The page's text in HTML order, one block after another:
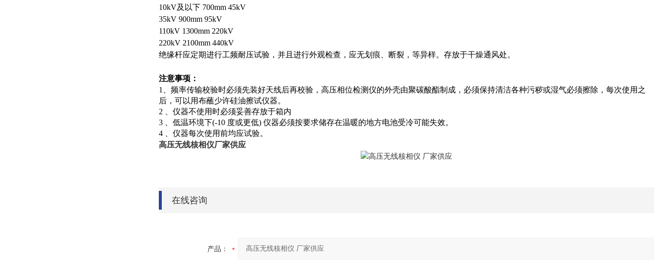
10kV及以下 700mm 45kV
35kV 900mm 95kV
110kV 1300mm 220kV
220kV 2100mm 440kV
绝缘杆应定期进行工频耐压试验，并且进行外观检查，应无划痕、断裂，等异样。存放于干燥通风处。
注意事项：
1、频率传输校验时必须先装好天线后再校验，高压相位检测仪的外壳由聚碳酸酯制成，必须保持清洁各种污秽或湿气必须擦除，每次使用之
后，可以用布蘸少许硅油擦试仪器。
2 、仪器不使用时必须妥善存放于箱内
3 、低温环境下(-10 度或更低) 仪器必须按要求储存在温暖的地方电池受冷可能失效。
4 、仪器每次使用前均应试验。
高压无线核相仪厂家供应
在线咨询
产品：